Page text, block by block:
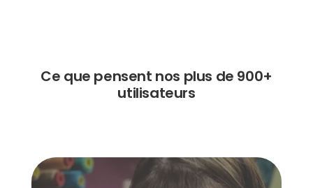
Ce que pensent nos plus de 900+
utilisateurs